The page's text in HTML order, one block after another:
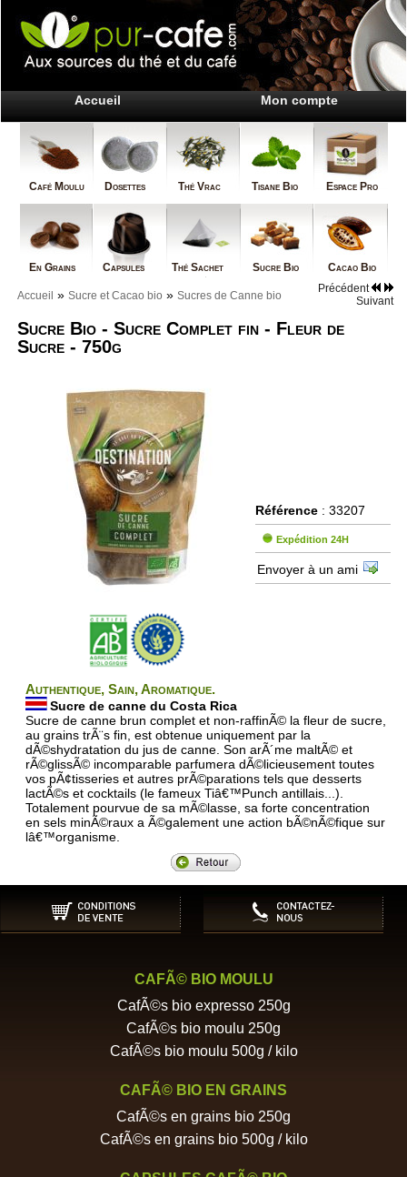
Accueil Mon compte
Café Moulu Dosettes Thé Vrac Tisane Bio Espace Pro
En Grains Capsules Thé Sachet Sucre Bio Cacao Bio
Accueil » Sucre et Cacao bio » Sucres de Canne bio
Précédent
Suivant
Sucre Bio - Sucre Complet fin - Fleur de
Sucre - 750g
Référence : 33207
Expédition 24H
Envoyer à un ami
Authentique, Sain, Aromatique.
Sucre de canne du Costa Rica
Sucre de canne brun complet et non-raffinÃ© la fleur de sucre,
au grains trÃ¨s fin, est obtenue uniquement par la
dÃ©shydratation du jus de canne. Son arÃ´me maltÃ© et
rÃ©glissÃ© incomparable parfumera dÃ©licieusement toutes
vos pÃ¢tisseries et autres prÃ©parations tels que desserts
lactÃ©s et cocktails (le fameux Tiâ€™Punch antillais...).
Totalement pourvue de sa mÃ©lasse, sa forte concentration
en sels minÃ©raux a Ã©galement une action bÃ©nÃ©fique sur
lâ€™organisme.
CAFÃ© BIO MOULU
CafÃ©s bio expresso 250g
CafÃ©s bio moulu 250g
CafÃ©s bio moulu 500g / kilo
CAFÃ© BIO EN GRAINS
CafÃ©s en grains bio 250g
CafÃ©s en grains bio 500g / kilo